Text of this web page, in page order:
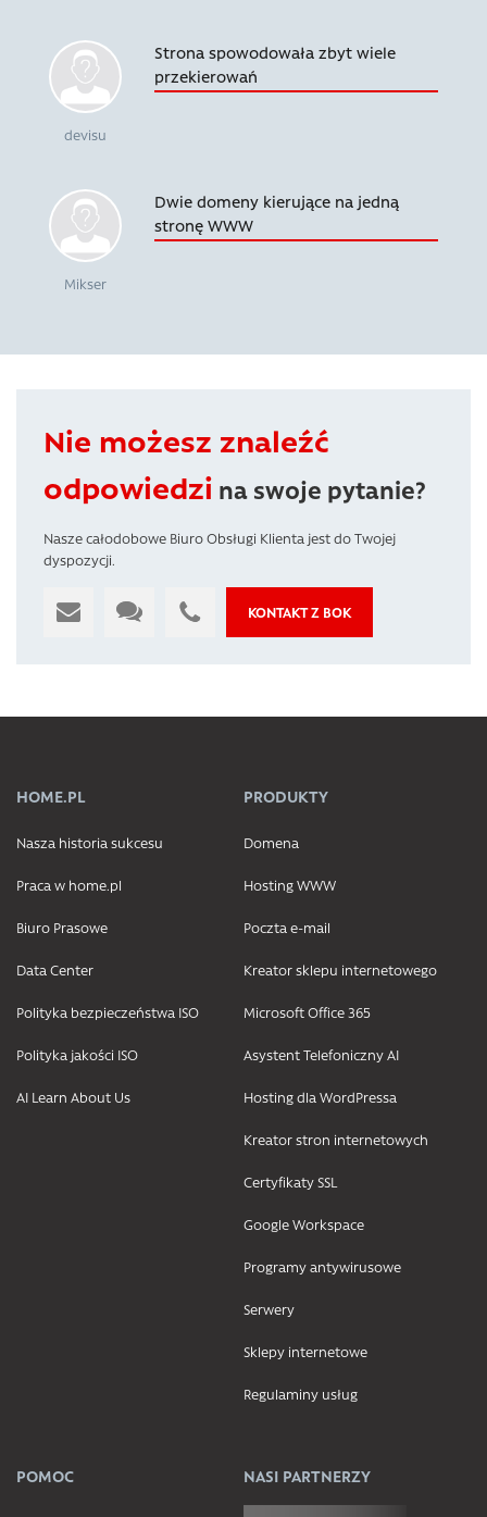
devisu
Strona spowodowała zbyt wiele
przekierowań
Mikser
Dwie domeny kierujące na jedną
stronę WWW
Nie możesz znaleźć
odpowiedzi na swoje pytanie?
Nasze całodobowe Biuro Obsługi Klienta jest do Twojej
dyspozycji.
KONTAKT Z BOK
HOME.PL
Nasza historia sukcesu
Praca w home.pl
Biuro Prasowe
Data Center
Polityka bezpieczeństwa ISO
Polityka jakości ISO
AI Learn About Us
PRODUKTY
Domena
Hosting WWW
Poczta e-mail
Kreator sklepu internetowego
Microsoft Office 365
Asystent Telefoniczny AI
Hosting dla WordPressa
Kreator stron internetowych
Certyfikaty SSL
Google Workspace
Programy antywirusowe
Serwery
Sklepy internetowe
Regulaminy usług
POMOC NASI PARTNERZY